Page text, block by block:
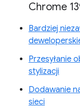
Chrome
Bardziej
Przesyłanie
stylizacji
Dodawanie
sieci